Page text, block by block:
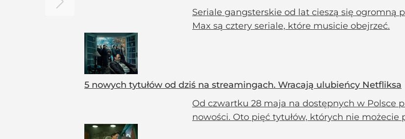
Seriale gangsterskie od lat cieszą się ogromną
Max są cztery seriale, które musicie obejrzeć.
5 nowych tytułów od dziś na streamingach. Wracają ulubieńcy Netfliksa
Od czwartku 28 maja na dostępnych w
nowości. Oto pięć tytułów, których nie możecie